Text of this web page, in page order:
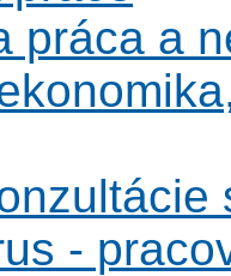
práca a
-